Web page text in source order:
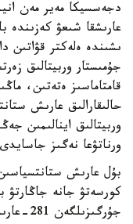
عارىشقا شىعۋ كەزىندە
ىشىندە ەلەكتر قۋاتىن
جۇمىستار وربيتالىق
قامتاماسىز ەتەتىن،
حالىقارالىق عارىش
وربيتالىق اينالىمىن
ورناتۋعا نەگىز
بۇل عارىش
كورسەتۋ جانە جاڭارتۋ
جۇرگىزىلگەن 281-عارىشقا شىعۋ بولدى.